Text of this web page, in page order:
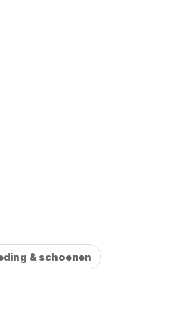
& schoenen